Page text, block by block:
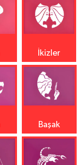
İkizler
Başak